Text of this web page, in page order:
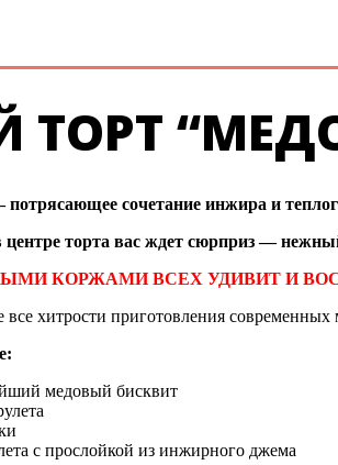
ТОРТ
сочетание инжира и
торта вас ждет сюрприз —
КОРЖАМИ ВСЕХ УДИВИТ И
все хитрости приготовления современных
медовый бисквит
с прослойкой из инжирного джема